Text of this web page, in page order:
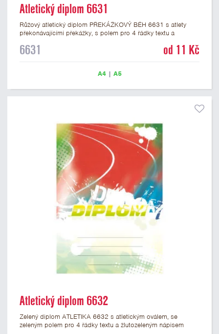
Atletický diplom 6631
Růžový atletický diplom PŘEKÁŽKOVÝ BĚH 6631 s atlety
překonávajícími překážky, s polem pro 4 řádky textu a
formátu A4 a A5. Papírový diplom s motivem PŘEKÁŽKOVÝ
6631 od 11 Kč
A4| A5
Atletický diplom 6632
Zelený diplom ATLETIKA 6632 s atletickým oválem, se
zeleným polem pro 4 řádky textu a žlutozeleným nápisem